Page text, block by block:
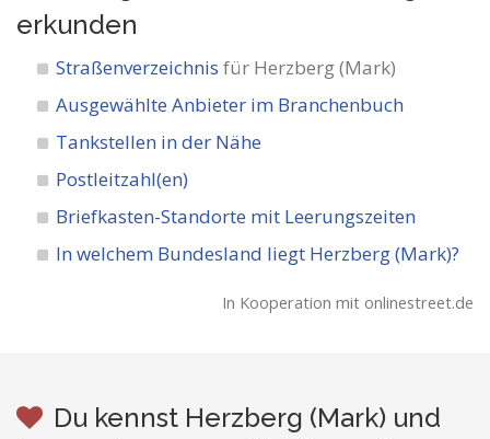
erkunden
Straßenverzeichnis für Herzberg (Mark)
Ausgewählte Anbieter im Branchenbuch
Tankstellen in der Nähe
Postleitzahl(en)
Briefkasten-Standorte mit Leerungszeiten
In welchem Bundesland liegt Herzberg (Mark)?
In Kooperation mit onlinestreet.de
Du kennst Herzberg (Mark) und